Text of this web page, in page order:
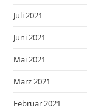
Juli 2021
Juni 2021
Mai 2021
März 2021
Februar 2021